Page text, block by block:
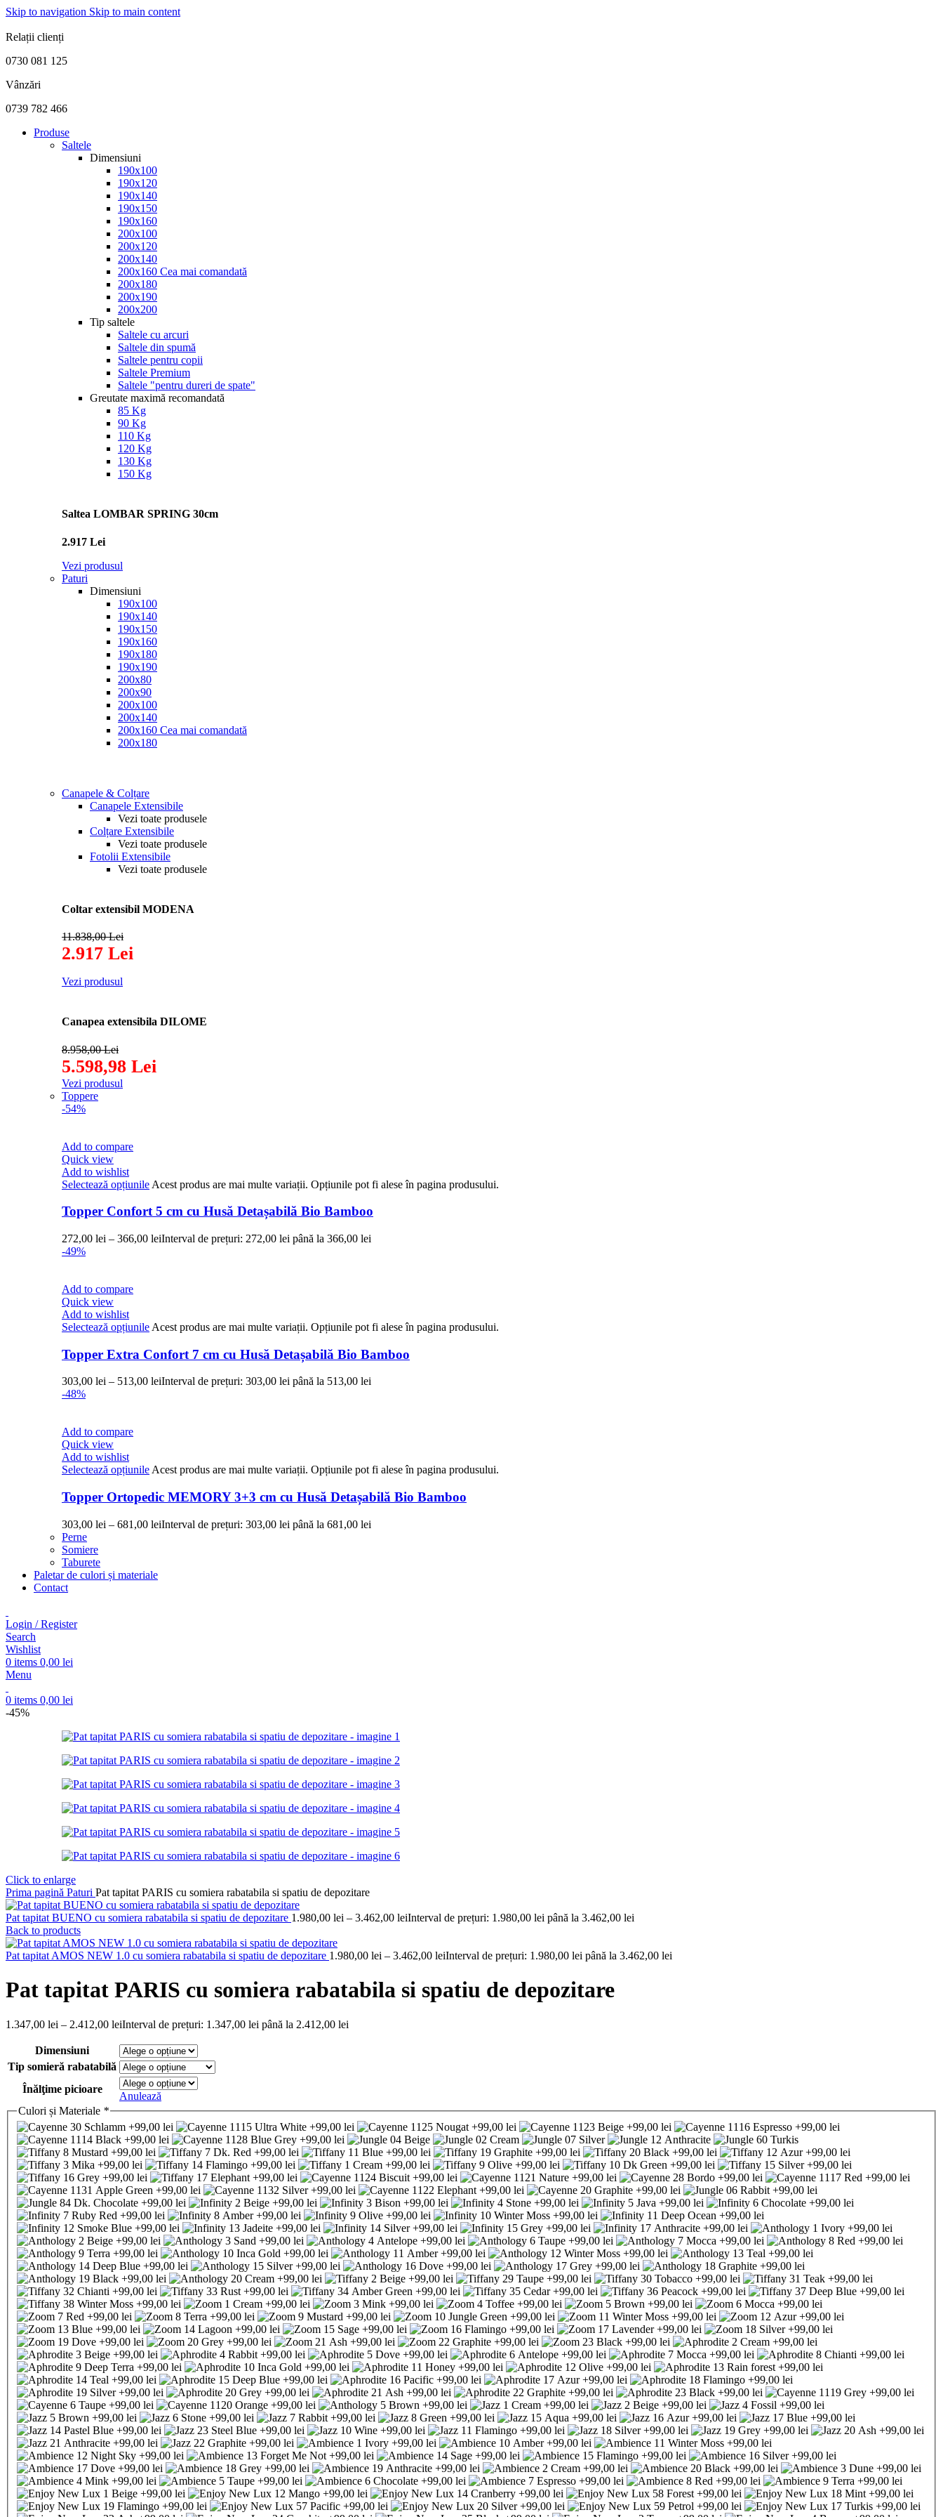
Skip to navigation Skip to main content
Relații clienți
0730 081 125
Vânzări
0739 782 466
Produse
Saltele
Dimensiuni
190x100
190x120
190x140
190x150
190x160
200x100
200x120
200x140
200x160 Cea mai comandată
200x180
200x190
200x200
Tip saltele
Saltele cu arcuri
Saltele din spumă
Saltele pentru copii
Saltele Premium
Saltele "pentru dureri de spate"
Greutate maximă recomandată
85 Kg
90 Kg
110 Kg
120 Kg
130 Kg
150 Kg
Saltea LOMBAR SPRING 30cm
2.917 Lei
Vezi produsul
Paturi
Dimensiuni
190x100
190x140
190x150
190x160
190x180
190x190
200x80
200x90
200x100
200x140
200x160 Cea mai comandată
200x180
Canapele & Colțare
Canapele Extensibile
Vezi toate produsele
Colțare Extensibile
Vezi toate produsele
Fotolii Extensibile
Vezi toate produsele
Coltar extensibil MODENA
11.838,00 Lei
2.917 Lei
Vezi produsul
Canapea extensibila DILOME
8.958,00 Lei
5.598,98 Lei
Vezi produsul
Toppere
-54%
Add to compare
Quick view
Add to wishlist
Selectează opțiunile Acest produs are mai multe variații. Opțiunile pot fi alese în pagina produsului.
Topper Confort 5 cm cu Husă Detașabilă Bio Bamboo
272,00 lei – 366,00 leiInterval de prețuri: 272,00 lei până la 366,00 lei
-49%
Add to compare
Quick view
Add to wishlist
Selectează opțiunile Acest produs are mai multe variații. Opțiunile pot fi alese în pagina produsului.
Topper Extra Confort 7 cm cu Husă Detașabilă Bio Bamboo
303,00 lei – 513,00 leiInterval de prețuri: 303,00 lei până la 513,00 lei
-48%
Add to compare
Quick view
Add to wishlist
Selectează opțiunileAcest produs are mai multe variații. Opțiunile pot fi alese în pagina produsului.
Topper Ortopedic MEMORY 3+3 cm cu Husă Detașabilă Bio Bamboo
303,00 lei – 681,00 leiInterval de prețuri: 303,00 lei până la 681,00 lei
Perne
Somiere
Taburete
Paletar de culori și materiale
Contact
Login / Register
Search
Wishlist
0 items 0,00 lei
Menu
0 items 0,00 lei
-45%
Click to enlarge
Prima pagină Paturi Pat tapitat PARIS cu somiera rabatabila si spatiu de depozitare
Pat tapitat BUENO cu somiera rabatabila si spatiu de depozitare 1.980,00 lei – 3.462,00 leiInterval de prețuri: 1.980,00 lei până la 3.462,00 lei
Back to products
Pat tapitat AMOS NEW 1.0 cu somiera rabatabila si spatiu de depozitare 1.980,00 lei – 3.462,00 leiInterval de prețuri: 1.980,00 lei până la 3.462,00 lei
Pat tapitat PARIS cu somiera rabatabila si spatiu de depozitare
1.347,00 lei – 2.412,00 leiInterval de prețuri: 1.347,00 lei până la 2.412,00 lei
Dimensiuni
Tip somieră rabatabilă
Înălţime picioare
Anulează
Culori și Materiale *